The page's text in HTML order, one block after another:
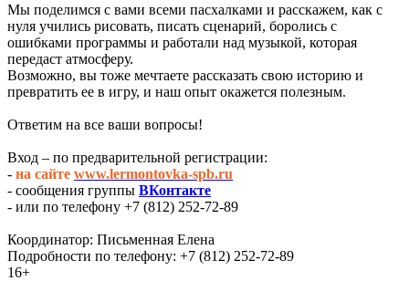
Мы поделимся с вами всеми пасхалками и расскажем, как с
нуля учились рисовать, писать сценарий, боролись с
ошибками программы и работали над музыкой, которая
передаст атмосферу.
Возможно, вы тоже мечтаете рассказать свою историю и
превратить ее в игру, и наш опыт окажется полезным.
Ответим на все ваши вопросы!
Вход – по предварительной регистрации:
- на сайте www.lermontovka-spb.ru
- сообщения группы ВКонтакте
- или по телефону +7 (812) 252-72-89
Координатор: Письменная Елена
Подробности по телефону: +7 (812) 252-72-89
16+